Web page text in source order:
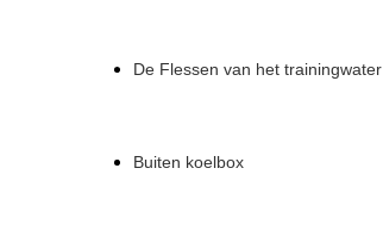
De Flessen van het trainingwater
Buiten koelbox